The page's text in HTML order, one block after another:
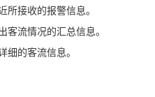
收的报警信息。
情况的汇总信息。
的客流信息。